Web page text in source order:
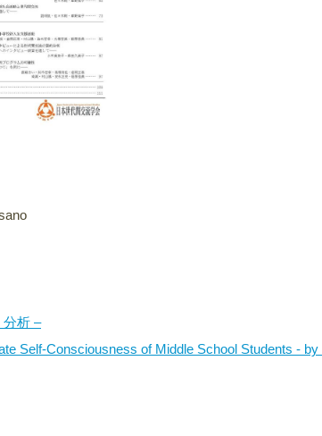
分析 –
Self-Consciousness of Middle School Students - by